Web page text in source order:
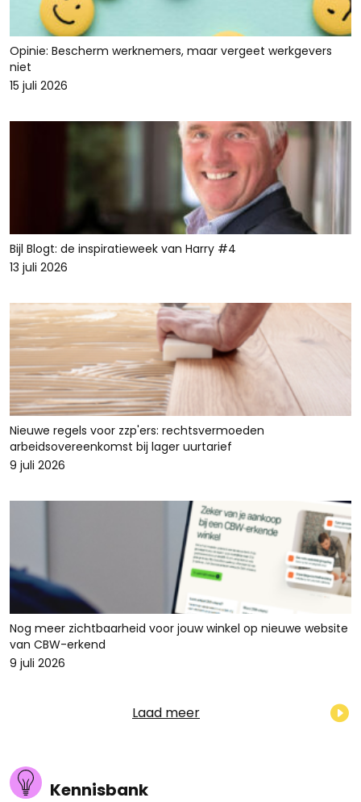
Opinie: Bescherm werknemers, maar vergeet werkgevers
niet
15 juli 2026
Bijl Blogt: de inspiratieweek van Harry #4
13 juli 2026
Nieuwe regels voor zzp'ers: rechtsvermoeden
arbeidsovereenkomst bij lager uurtarief
9 juli 2026
Nog meer zichtbaarheid voor jouw winkel op nieuwe website
van CBW-erkend
9 juli 2026
Laad meer
Kennisbank